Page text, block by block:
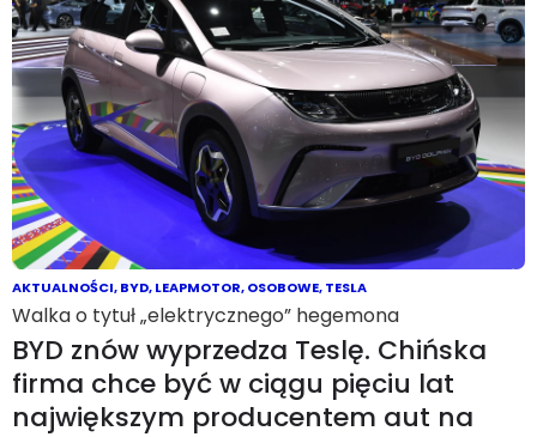
AKTUALNOŚCI,BYD,LEAPMOTOR,OSOBOWE,TESLA
Walka o tytuł „elektrycznego” hegemona
BYD znów wyprzedza Teslę. Chińska
firma chce być w ciągu pięciu lat
największym producentem aut na